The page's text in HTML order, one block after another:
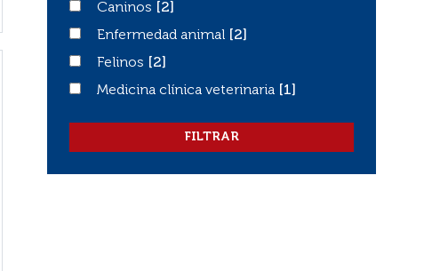
CaninosCaninos
[2]
Enfermedad animal
Enfermedad animal
[2]
FelinosFelinos
[2]
Medicina clínica veterinaria
Medicina clínica veterinaria [1]